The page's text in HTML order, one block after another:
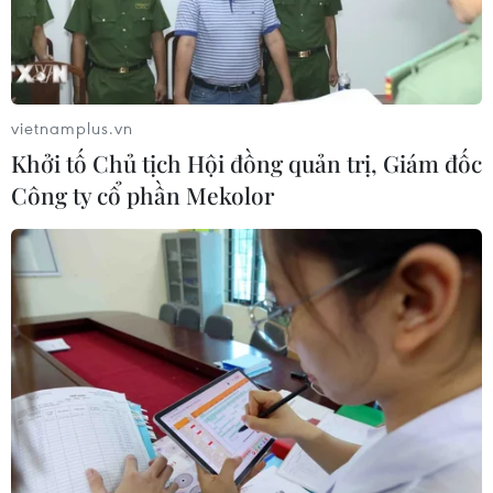
06/08/2026 03:01
Dự án cao tốc Châu Đốc-Cần Thơ-
Sóc Trăng thiếu nguồn vật liệu thi
công
06/08/2026 02:33
Sắp thu phí thêm 5 dự án thành phần
cao tốc đoạn từ Quảng Ngãi-Nha
Trang
06/08/2026 02:27
Hà Tĩnh nguy cơ sạt lở trên
nhiều tuyến giao thông trước mùa
mưa bão
vietnamplus.vn
Khởi tố Chủ tịch Hội đồng quản trị, Giám đốc
Công ty cổ phần Mekolor